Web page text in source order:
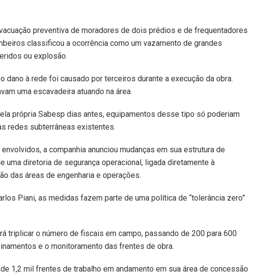
preventiva de moradores de dois prédios e de frequentadores
classificou a ocorrência como um vazamento de grandes
ou explosão.
dano à rede foi causado por terceiros durante a execução da obra.
uma escavadeira atuando na área.
própria Sabesp dias antes, equipamentos desse tipo só poderiam
redes subterrâneas existentes.
a companhia anunciou mudanças em sua estrutura de
uma diretoria de segurança operacional, ligada diretamente à
das áreas de engenharia e operações.
Piani, as medidas fazem parte de uma política de “tolerância zero”
triplicar o número de fiscais em campo, passando de 200 para 600
e o monitoramento das frentes de obra.
1,2 mil frentes de trabalho em andamento em sua área de concessão